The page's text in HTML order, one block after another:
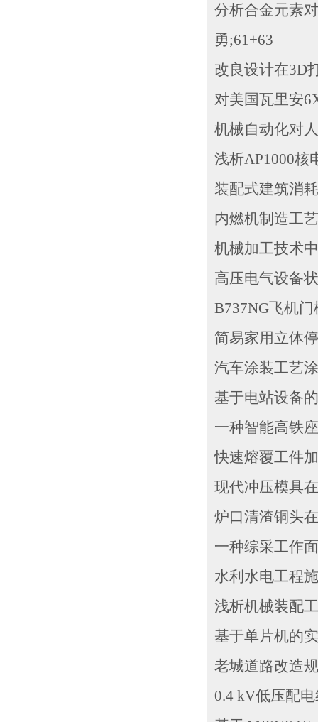
分析合金元素
勇;61+63
改良设计在3D
对美国瓦里安
机械自动化对
浅析AP1000核
装配式建筑消
内燃机制造工
机械加工技术
高压电气设备
B737NG飞机
简易家用立体
汽车涂装工艺
基于电站设备
一种智能高铁
快速熔覆工件
现代冲压模具
炉口清渣铜头
一种综采工作
水利水电工程
浅析机械装配
基于单片机的
老城道路改造
0.4 kV低压配